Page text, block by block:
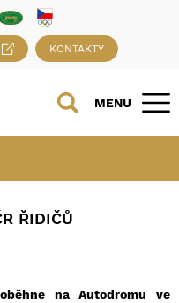
KONTAKTY
MENU
ŘIDIČŮ
na Autodromu ve